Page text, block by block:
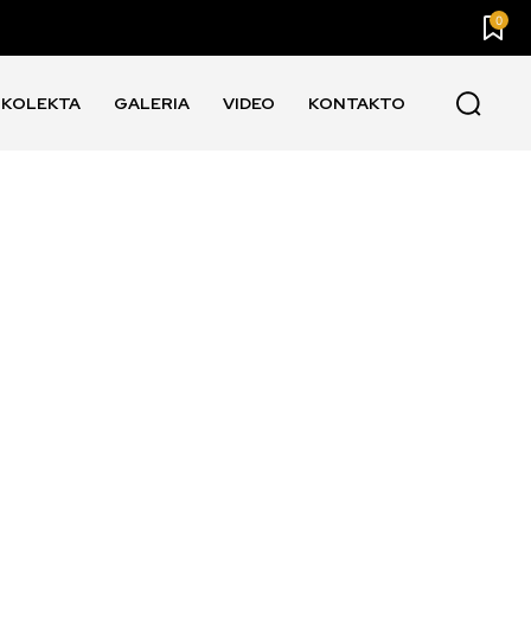
0
KOLEKTA GALERIA VIDEO KONTAKTO